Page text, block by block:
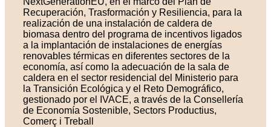
Recuperación, Trasformación y Resiliencia, para la
realización de una instalación de caldera de
biomasa dentro del programa de incentivos ligados
a la implantación de instalaciones de energías
renovables térmicas en diferentes sectores de la
economía, así como la adecuación de la sala de
caldera en el sector residencial del Ministerio para
la Transición Ecológica y el Reto Demográfico,
gestionado por el IVACE, a través de la Consellería
de Economía Sostenible, Sectors Productius,
Comerç i Treball